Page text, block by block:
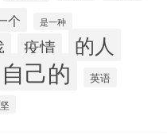
个 是一种
疫情 的人
自己的 英语